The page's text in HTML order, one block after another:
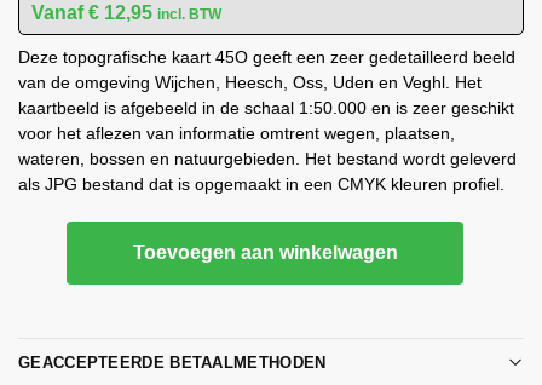
€ 12,95 incl. BTW
Deze topografische kaart 45O geeft een zeer gedetailleerd beeld
van de omgeving Wijchen, Heesch, Oss, Uden en Veghl. Het
kaartbeeld is afgebeeld in de schaal 1:50.000 en is zeer geschikt
voor het aflezen van informatie omtrent wegen, plaatsen,
wateren, bossen en natuurgebieden. Het bestand wordt geleverd
als JPG bestand dat is opgemaakt in een CMYK kleuren profiel.
Toevoegen aan winkelwagen
GEACCEPTEERDE BETAALMETHODEN